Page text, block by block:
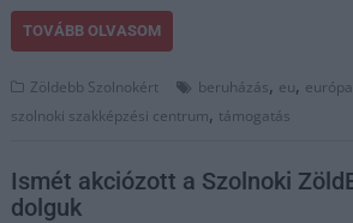
TOVÁBB OLVASOM
Zöldebb Szolnokért beruházás, eu,
szolnoki szakképzési centrum, támogatás
Ismét akciózott a Szolnoki
dolguk